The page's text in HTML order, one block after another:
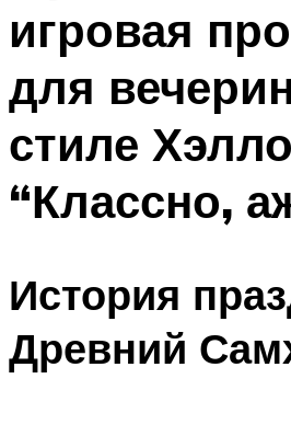
Меню
игровая
для
стиле
“Классно,
История
Древний